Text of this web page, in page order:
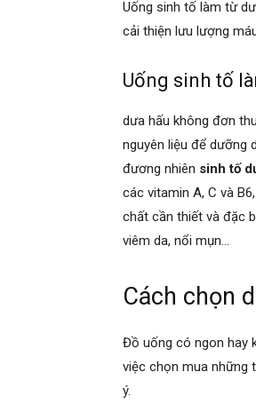
Uống sinh tố làm từ
cải thiện lưu lượng
Uống sinh tố
dưa hấu không đơn
nguyên liệu để dưỡng
đương nhiên sinh tố
các vitamin A, C và
chất cần thiết và đặc
viêm da, nổi mụn…
Cách chọn
Đồ uống có ngon hay
việc chọn mua những
ý.